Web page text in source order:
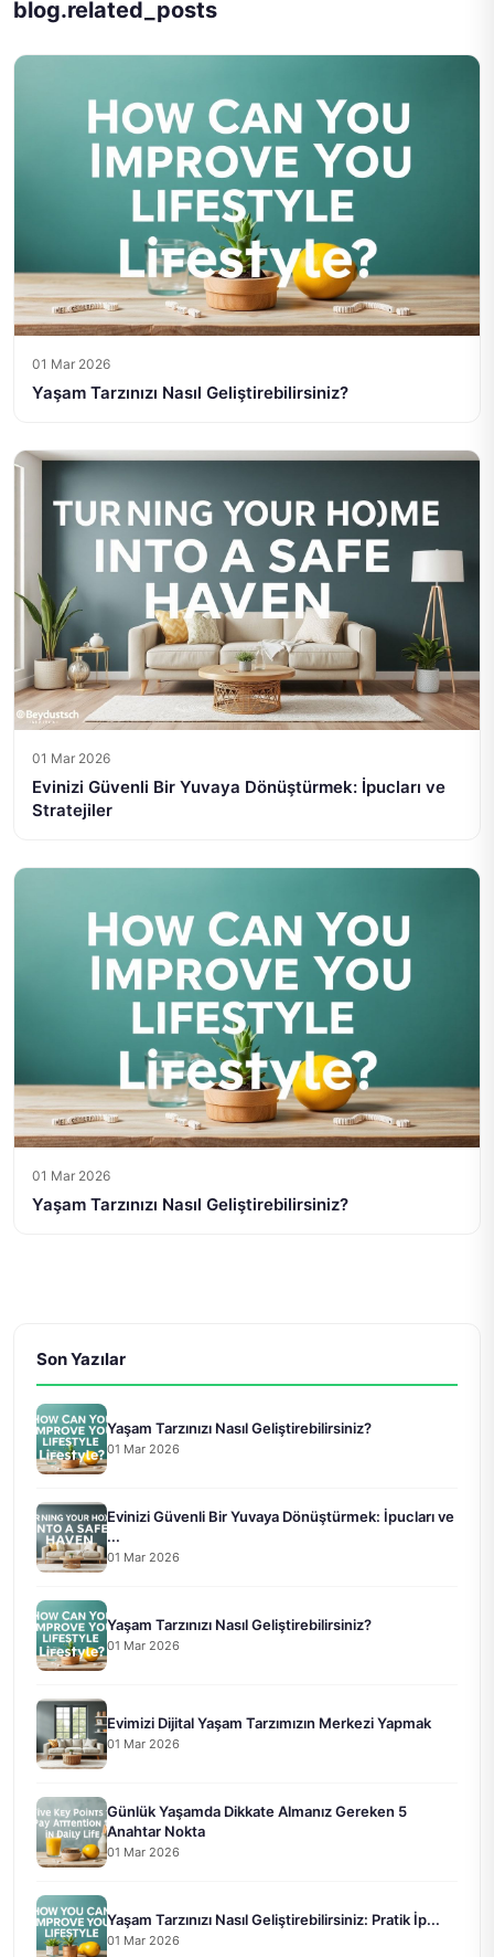
blog.related_posts
01 Mar 2026
Yaşam Tarzınızı Nasıl Geliştirebilirsiniz?
01 Mar 2026
Evinizi Güvenli Bir Yuvaya Dönüştürmek: İpucları ve
Stratejiler
01 Mar 2026
Yaşam Tarzınızı Nasıl Geliştirebilirsiniz?
Son Yazılar
Yaşam Tarzınızı Nasıl Geliştirebilirsiniz?
01 Mar 2026
Evinizi Güvenli Bir Yuvaya Dönüştürmek: İpucları ve
...
01 Mar 2026
Yaşam Tarzınızı Nasıl Geliştirebilirsiniz?
01 Mar 2026
Evimizi Dijital Yaşam Tarzımızın Merkezi Yapmak
01 Mar 2026
Günlük Yaşamda Dikkate Almanız Gereken 5
Anahtar Nokta
01 Mar 2026
Yaşam Tarzınızı Nasıl Geliştirebilirsiniz: Pratik İp...
01 Mar 2026